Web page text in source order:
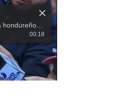
Extraditan hacia EEUU a hondureño miembro del cartel de "Los Soles"
00:18